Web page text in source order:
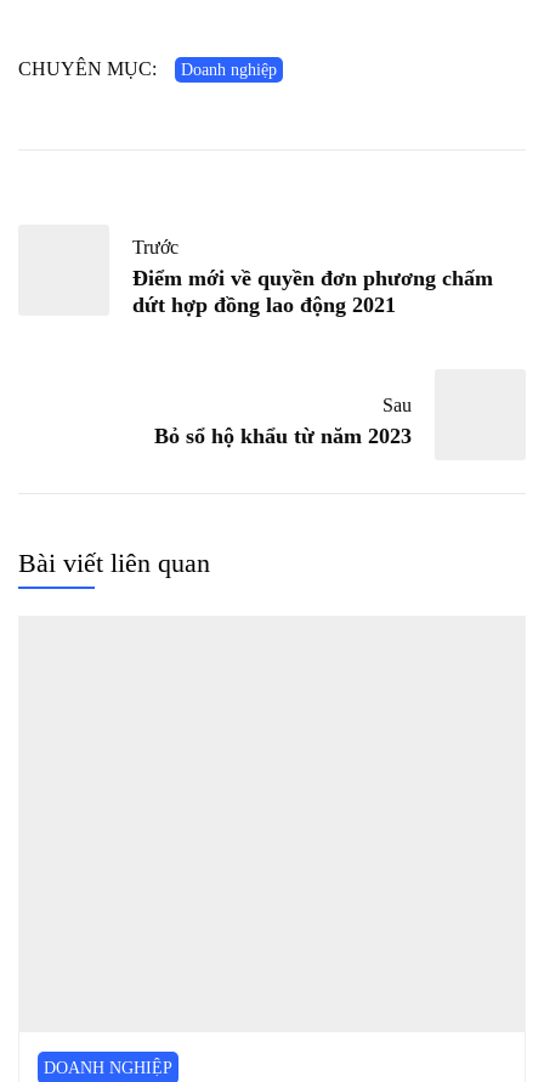
CHUYÊN MỤC: Doanh nghiệp
Trước
Điểm mới về quyền đơn phương chấm
dứt hợp đồng lao động 2021
Sau
Bỏ sổ hộ khẩu từ năm 2023
Bài viết liên quan
DOANH NGHIỆP